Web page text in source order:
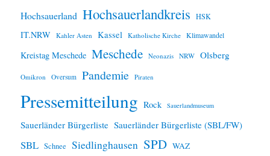
Hochsauerland Hochsauerlandkreis HSK
IT.NRW Kahler Asten Kassel Katholische Kirche Klimawandel
Kreistag Meschede Meschede Neonazis NRW Olsberg
Omikron Oversum Pandemie Piraten
Pressemitteilung Rock Sauerlandmuseum
Sauerländer Bürgerliste Sauerländer Bürgerliste (SBL/FW)
SBL Schnee Siedlinghausen SPD WAZ